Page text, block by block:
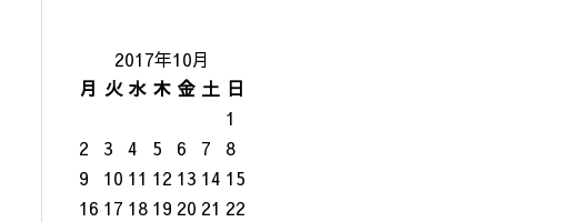
2017年10月
月 火 水 木 金 土 日
1
2
3 4 5 6 7
8
9
10 11 12 13 14 15
16 17 18 19 20 21 22